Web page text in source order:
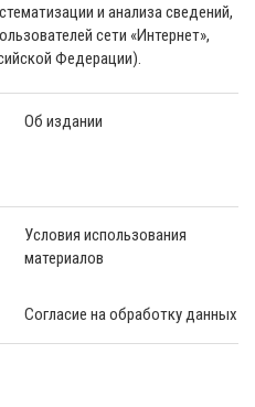
и анализа сведений,
сети «Интернет»,
Федерации).
Об издании
Условия использования
материалов
Согласие на обработку данных